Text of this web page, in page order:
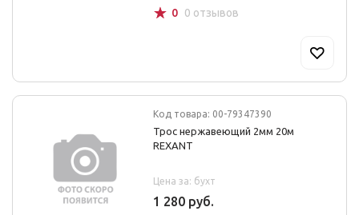
☆ 0 0 отзывов
Код товара: 00-79347390
Трос нержавеющий 2мм 20м
REXANT
Цена за: бухт
1 280 руб.